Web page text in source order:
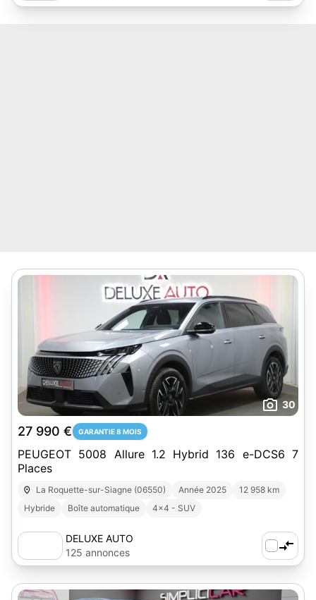
30
27 990 € GARANTIE 8 MOIS
PEUGEOT 5008 Allure 1.2 Hybrid 136 e-DCS6 7
Places
La Roquette-sur-Siagne (06550) Année 2025
12 958 km
Hybride
Boîte automatique 4x4 - SUV
DELUXE AUTO
125 annonces